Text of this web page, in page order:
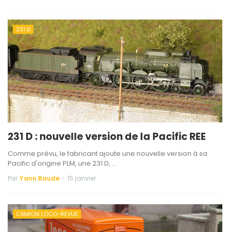
231 D
231 D : nouvelle version de la Pacific REE
Comme prévu, le fabricant ajoute une nouvelle version à sa
Pacific d'origine PLM, une 231 D, …
Par Yann Baude - 15 janvier
CAMION LOCO-REVUE